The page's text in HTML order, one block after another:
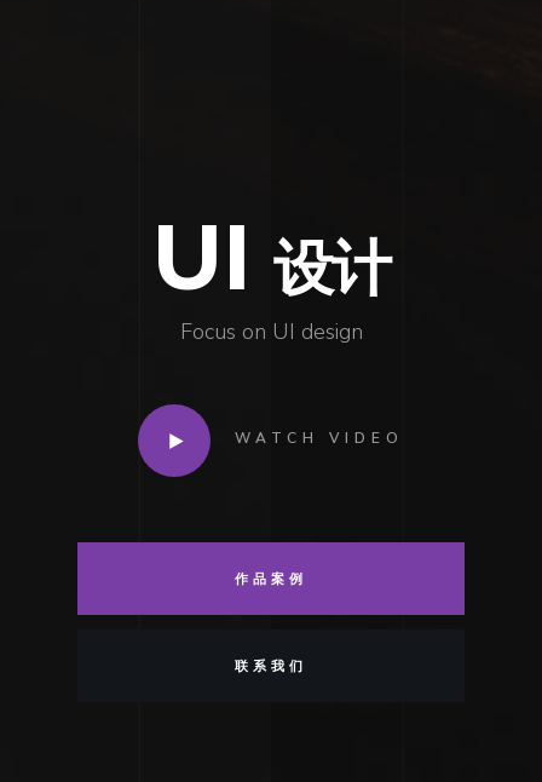
UI 设计
Focus on UI design
WATCH VIDEO
作品案例
联系我们